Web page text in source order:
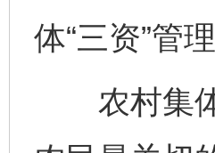
体“三资”管
农村集体